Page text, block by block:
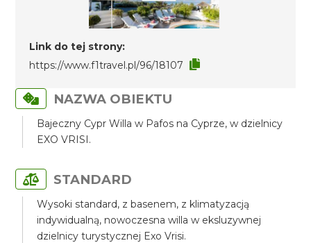
Link do tej strony:
https://www.f1travel.pl/96/18107
NAZWA OBIEKTU
Bajeczny Cypr Willa w Pafos na Cyprze, w dzielnicy
EXO VRISI.
STANDARD
Wysoki standard, z basenem, z klimatyzacją
indywidualną, nowoczesna willa w eksluzywnej
dzielnicy turystycznej Exo Vrisi.